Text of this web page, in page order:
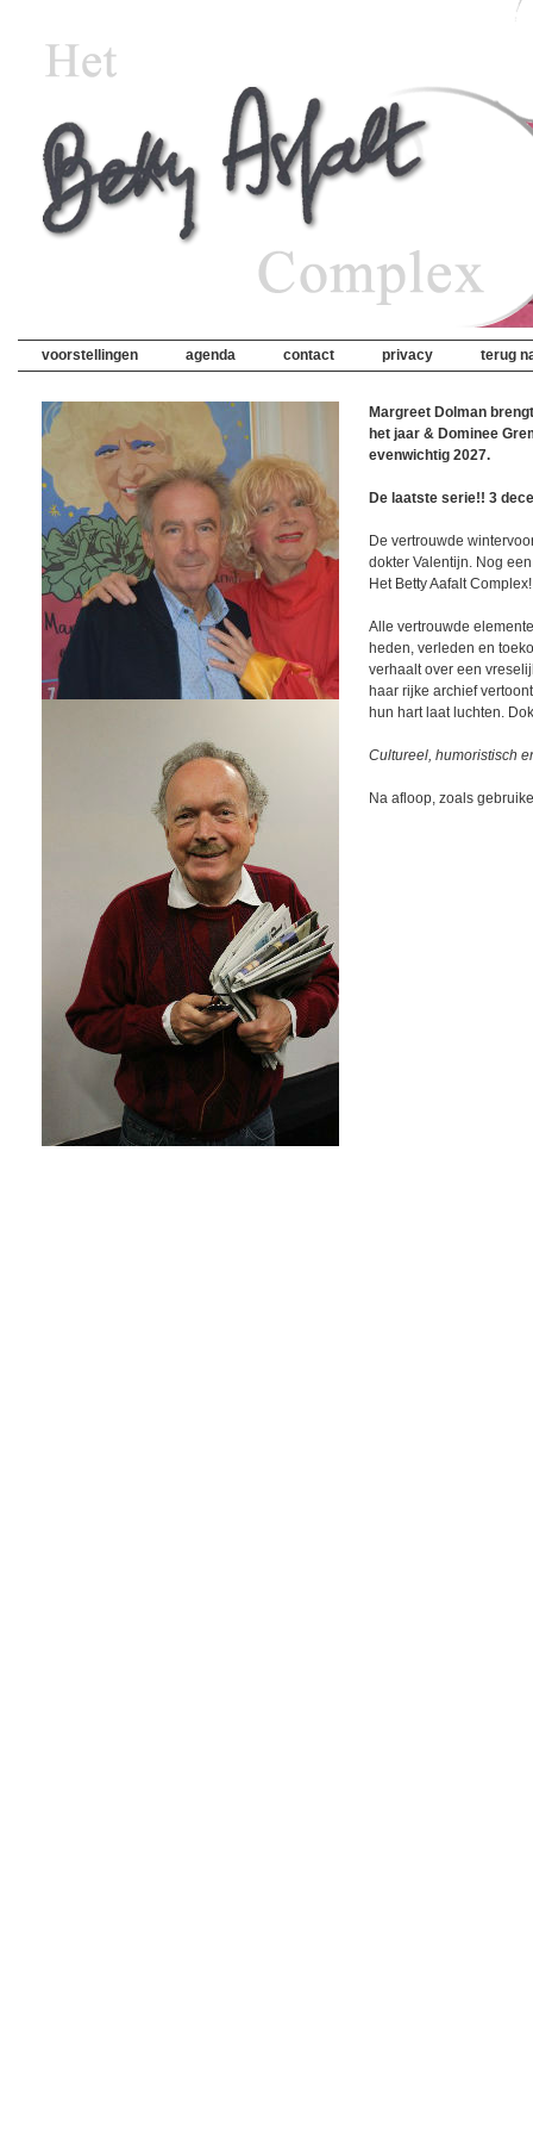
voorstellingen agenda contact privacy terug
Margreet Dolman
het jaar & Dominee
evenwichtig 2027.
De laatste serie!! 3
De vertrouwde
dokter Valentijn. Nog
Het Betty Aafalt
Alle vertrouwde
heden, verleden en
verhaalt over een
haar rijke archief
hun hart laat luchten.
Cultureel, humoristisch
Na afloop, zoals